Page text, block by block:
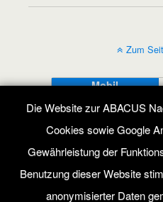
Zum
Mobil
Die Website zur ABACUS
Cookies sowie Google
Gewährleistung der
Benutzung dieser Website
anonymisierter Daten